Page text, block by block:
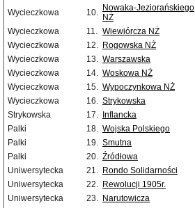
Wycieczkowa
10. Nowaka-Jeziorańskiego
NŻ
Wycieczkowa 11. Wiewiórcza NŻ
Wycieczkowa
12. Rogowska NŻ
Wycieczkowa
13. Warszawska
Wycieczkowa
14. Woskowa NŻ
Wycieczkowa
15. Wypoczynkowa NŻ
Wycieczkowa
16. Strykowska
Strykowska
17. Inflancka
Palki
18. Wojska Polskiego
Palki
19. Smutna
Palki
20. Źródłowa
Uniwersytecka
21. Rondo Solidarności
Uniwersytecka
22. Rewolucji 1905r.
Uniwersytecka
23. Narutowicza